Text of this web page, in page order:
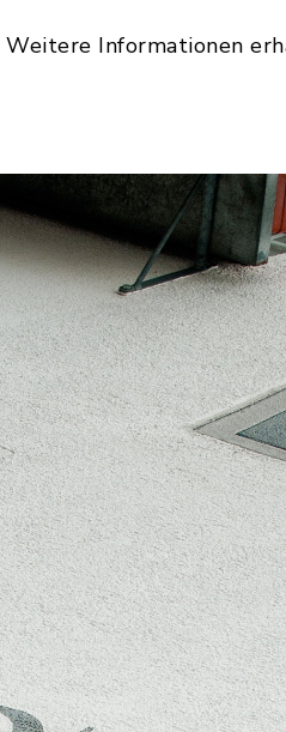
Weitere Informationen